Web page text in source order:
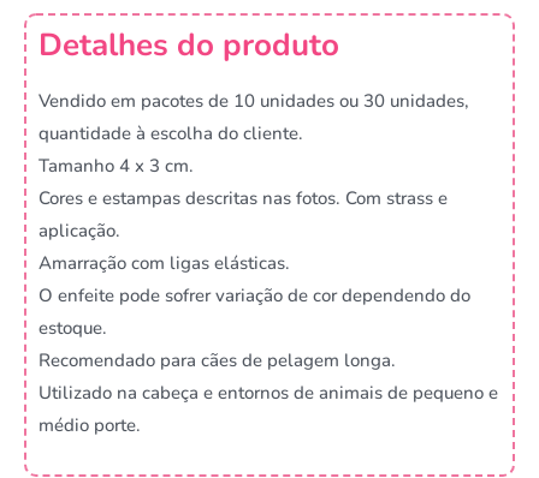
Detalhes do produto
Vendido em pacotes de 10 unidades ou 30 unidades,
quantidade à escolha do cliente.
Tamanho 4 x 3 cm.
Cores e estampas descritas nas fotos. Com strass e
aplicação.
Amarração com ligas elásticas.
O enfeite pode sofrer variação de cor dependendo do
estoque.
Recomendado para cães de pelagem longa.
Utilizado na cabeça e entornos de animais de pequeno e
médio porte.